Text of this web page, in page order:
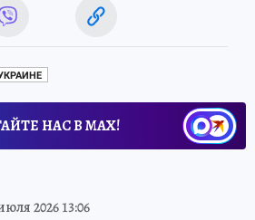
НАС В МАХ!
2026 13:06